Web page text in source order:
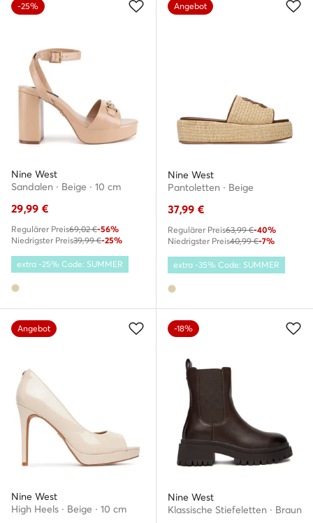
-25%
Nine West
Sandalen · Beige · 10 cm
29,99 €
Regulärer Preis69,02 €-56%
Niedrigster Preis39,99 €-25%
extra -25% Code: SUMMER
Angebot
Nine West
Pantoletten · Beige
37,99 €
Regulärer Preis63,99 €-40%
Niedrigster Preis40,99 €-7%
extra -35% Code: SUMMER
Angebot
Nine West
High Heels · Beige · 10 cm
-18%
Nine West
Klassische Stiefeletten · Braun